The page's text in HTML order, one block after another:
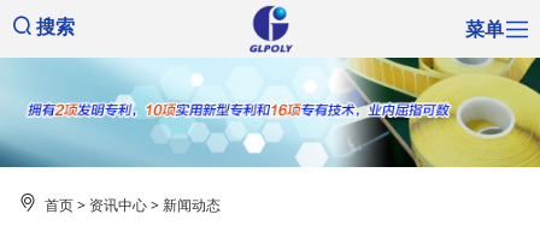
搜索 菜单
首页> 资讯中心>新闻动态